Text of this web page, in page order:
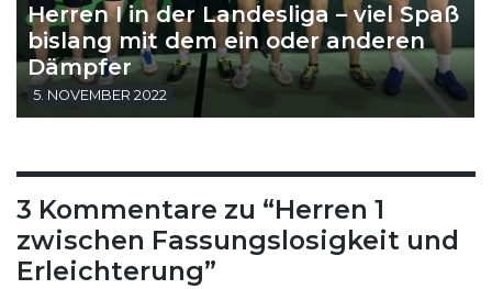
Herren I in der Landesliga – viel Spaß
bislang mit dem ein oder anderen
Dämpfer
5. NOVEMBER 2022
3 Kommentare zu “Herren 1
zwischen Fassungslosigkeit und
Erleichterung”